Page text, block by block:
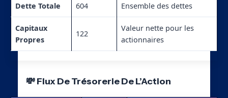
Dette Totale 604 Ensemble des dettes
Capitaux
Propres
122
Valeur nette pour les
actionnaires
💸 Flux De Trésorerie De L’Action